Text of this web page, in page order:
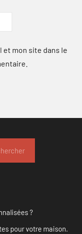
et mon site dans le
?
pour votre maison.